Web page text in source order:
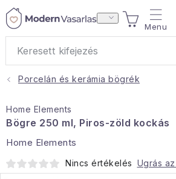
Ugrás
KOSÁR
Otthoni illatok
Porcelán és kerámia bögrék
Home Elements
Bögre 250 ml, Piros-zöld kockás
Home Elements
Nincs értékelés Ugrás